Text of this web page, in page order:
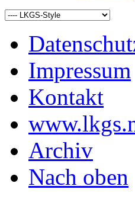
Impressum
Kontakt
Archiv
Nach oben